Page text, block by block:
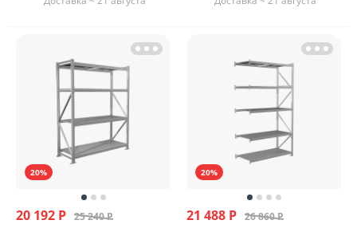
20%
20 192 Р 25 240 Р
20%
21 488 Р 26 860 Р